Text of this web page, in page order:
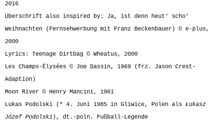
2016
Überschrift also inspired by: Ja, ist denn heut‘ scho‘
Weihnachten (Fernsehwerbung mit Franz Beckenbauer) © e-plus,
2000
Lyrics: Teenage Dirtbag © Wheatus, 2000
Les Champs-Élysées © Joe Dassin, 1969 (frz. Jason Crest-
Adaption)
Moon River © Henry Mancini, 1961
Lukas Podolski (* 4. Juni 1985 in Gliwice, Polen als Łukasz
Józef Podolski ), dt.-poln. Fußball-Legende